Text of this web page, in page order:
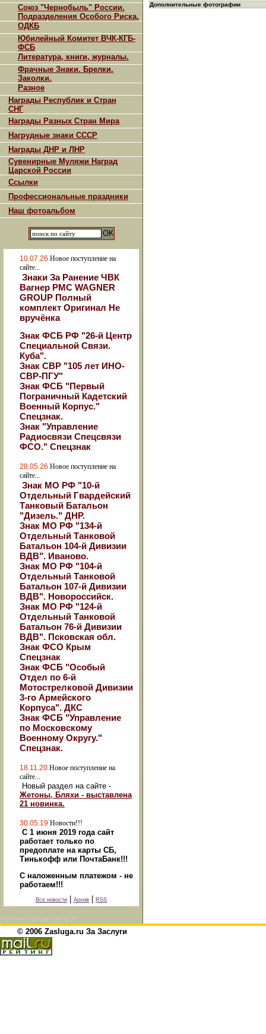
Союз "Чернобыль" России.
Подразделения Особого Риска.
ОДКБ
Юбилейный Комитет ВЧК-КГБ-
ФСБ
Литература, книги, журналы.
Фрачные Знаки. Брелки.
Заколки.
Разное
Награды Республик и Стран
СНГ
Награды Разных Стран Мира
Нагрудные знаки СССР
Награды ДНР и ЛНР
Сувенирные Муляжи Наград
Царской России
Ссылки
Профессиональные праздники
Наш фотоальбом
10.07.26 Новое поступление на
сайте...
Знаки За Ранение ЧВК
Вагнер РМС WAGNER
GROUP Полный
комплект Оригинал Не
вручёнка
Знак ФСБ РФ "26-й Центр
Специальной Связи.
Куба".
Знак СВР "105 лет ИНО-
СВР-ПГУ"
Знак ФСБ "Первый
Пограничный Кадетский
Военный Корпус."
Спецзнак.
Знак "Управление
Радиосвязи Спецсвязи
ФСО." Спецзнак
28.05.26 Новое поступление на
сайте...
Знак МО РФ "10-й
Отдельный Гвардейский
Танковый Батальон
"Дизель." ДНР.
Знак МО РФ "134-й
Отдельный Танковой
Батальон 104-й Дивизии
ВДВ". Иваново.
Знак МО РФ "104-й
Отдельный Танковой
Батальон 107-й Дивизии
ВДВ". Новороссийск.
Знак МО РФ "124-й
Отдельный Танковой
Батальон 76-й Дивизии
ВДВ". Псковская обл.
Знак ФСО Крым
Спецзнак
Знак ФСБ "Особый
Отдел по 6-й
Мотострелковой Дивизии
3-го Армейского
Корпуса". ДКС
Знак ФСБ "Управление
по Московскому
Военному Округу."
Спецзнак.
18.11.20 Новое поступление на
сайте...
Новый раздел на сайте -
Жетоны, Бляхи - выставлена
21 новинка.
30.05.19 Новости!!!
С 1 июня 2019 года сайт
работает только по
предоплате на карты СБ,
Тинькофф или ПочтаБанк!!!
С наложенным платежом - не
работаем!!!
Все новости Архив RSS
Посетителей на сайте: 27
Дополнительные фотографии
© 2006 Zasluga.ru За Заслуги